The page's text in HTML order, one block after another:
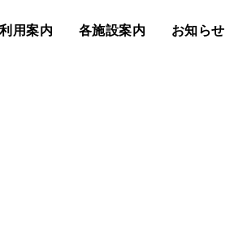
用案内 各施設案内 お知らせ